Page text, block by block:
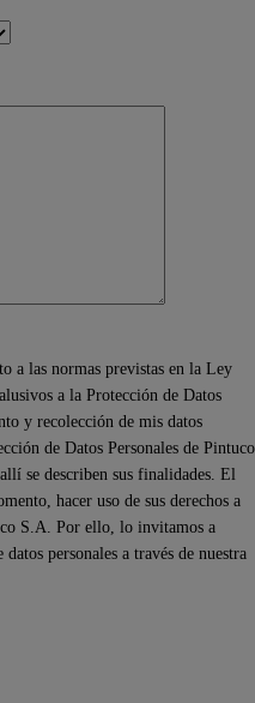
a las normas previstas en la Ley
a la Protección de Datos
y recolección de mis datos
de Datos Personales de Pintuco
se describen sus finalidades. El
hacer uso de sus derechos a
S.A. Por ello, lo invitamos a
personales a través de nuestra